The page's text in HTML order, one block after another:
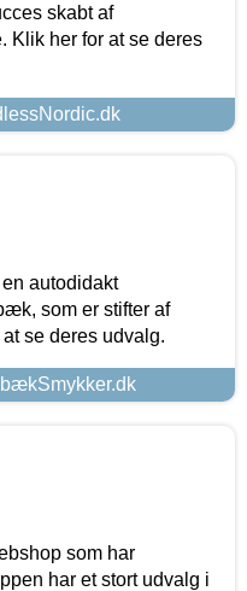
skabt af
Klik her for at se deres
autodidakt
som er stifter af
se deres udvalg.
som har
har et stort udvalg i